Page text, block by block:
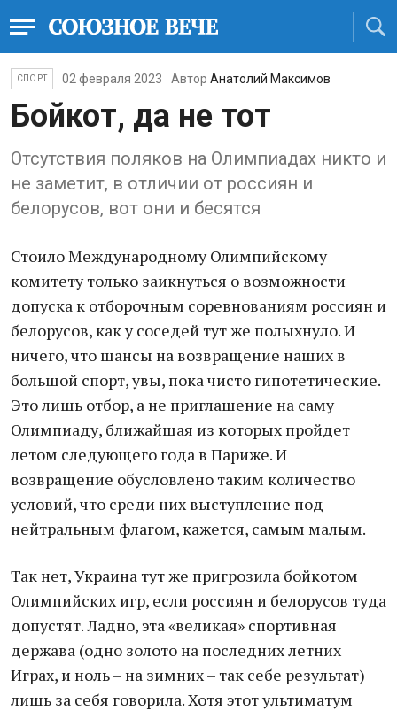
СПОРТ 02 февраля 2023 Автор Анатолий Максимов
Бойкот, да не тот
Отсутствия поляков на Олимпиадах никто и
не заметит, в отличии от россиян и
белорусов, вот они и бесятся
Стоило Международному Олимпийскому
комитету только заикнуться о возможности
допуска к отборочным соревнованиям россиян и
белорусов, как у соседей тут же полыхнуло. И
ничего, что шансы на возвращение наших в
большой спорт, увы, пока чисто гипотетические.
Это лишь отбор, а не приглашение на саму
Олимпиаду, ближайшая из которых пройдет
летом следующего года в Париже. И
возвращение обусловлено таким количество
условий, что среди них выступление под
нейтральным флагом, кажется, самым малым.
Так нет, Украина тут же пригрозила бойкотом
Олимпийских игр, если россиян и белорусов туда
допустят. Ладно, эта «великая» спортивная
держава (одно золото на последних летних
Играх, и ноль – на зимних – так себе результат)
лишь за себя говорила. Хотя этот ультиматум